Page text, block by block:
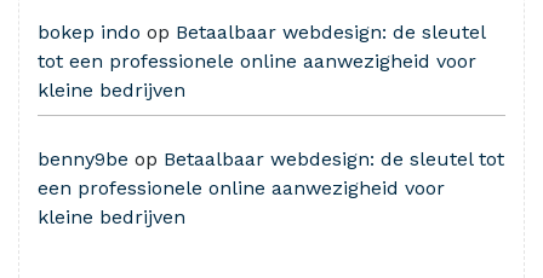
bokep indo op Betaalbaar webdesign: de sleutel
tot een professionele online aanwezigheid voor
kleine bedrijven
benny9be op Betaalbaar webdesign: de sleutel tot
een professionele online aanwezigheid voor
kleine bedrijven